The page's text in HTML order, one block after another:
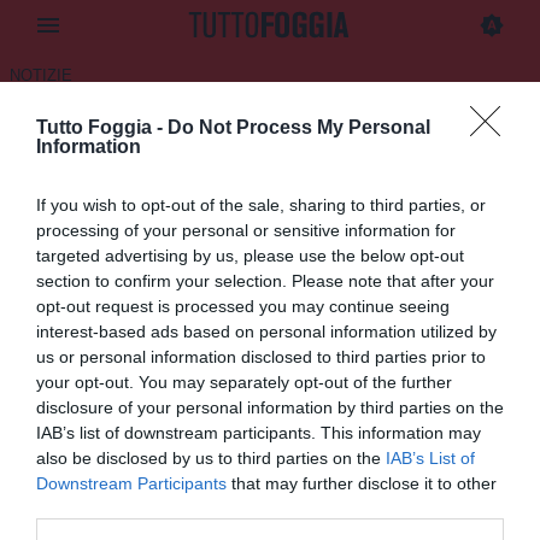
Tutto Foggia - Do Not Process My Personal
Information
If you wish to opt-out of the sale, sharing to third parties, or
processing of your personal or sensitive information for
targeted advertising by us, please use the below opt-out
section to confirm your selection. Please note that after your
opt-out request is processed you may continue seeing
interest-based ads based on personal information utilized by
us or personal information disclosed to third parties prior to
your opt-out. You may separately opt-out of the further
disclosure of your personal information by third parties on the
IAB’s list of downstream participants. This information may
also be disclosed by us to third parties on the IAB’s List of
Downstream Participants that may further disclose it to other
NOTIZIE
Privacy Policy
regolamento europeo 2016/679 relativo alla protezione
delle persone fisiche con riguardo al trattamento dei dati
personali, nonché alla libera circolazione di tali dati.
L'obiettivo primario del GDPR è di rafforzare la sicurezza e
la protezione dei dati relativi alle persone fisiche.
Il titolare del trattamento dei dati personali Tutto Foggia,
informa gli utenti del sito www.tuttofoggia.it che, in linea col
principio di responsabilizzazione introdotto dal GDPR, ha
avviato un modello organizzativo di gestione della